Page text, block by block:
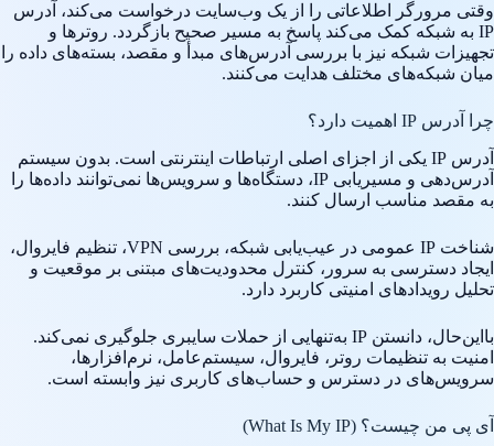
وقتی مرورگر اطلاعاتی را از یک وب‌سایت درخواست می‌کند، آدرس
IP به شبکه کمک می‌کند پاسخ به مسیر صحیح بازگردد. روترها و
تجهیزات شبکه نیز با بررسی آدرس‌های مبدأ و مقصد، بسته‌های داده را
میان شبکه‌های مختلف هدایت می‌کنند.
چرا آدرس IP اهمیت دارد؟
آدرس IP یکی از اجزای اصلی ارتباطات اینترنتی است. بدون سیستم
آدرس‌دهی و مسیریابی IP، دستگاه‌ها و سرویس‌ها نمی‌توانند داده‌ها را
به مقصد مناسب ارسال کنند.
شناخت IP عمومی در عیب‌یابی شبکه، بررسی VPN، تنظیم فایروال،
ایجاد دسترسی به سرور، کنترل محدودیت‌های مبتنی بر موقعیت و
تحلیل رویدادهای امنیتی کاربرد دارد.
بااین‌حال، دانستن IP به‌تنهایی از حملات سایبری جلوگیری نمی‌کند.
امنیت به تنظیمات روتر، فایروال، سیستم‌عامل، نرم‌افزارها،
سرویس‌های در دسترس و حساب‌های کاربری نیز وابسته است.
آی پی من چیست؟ (What Is My IP)